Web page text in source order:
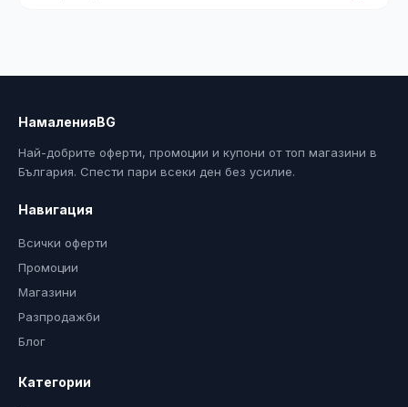
НамаленияBG
Най-добрите оферти, промоции и купони от топ магазини в
България. Спести пари всеки ден без усилие.
Навигация
Всички оферти
Промоции
Магазини
Разпродажби
Блог
Категории